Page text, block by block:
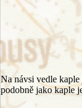
Na návsi vedle
podobně jako kaple